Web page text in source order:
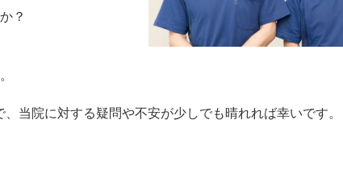
？
当院に対する疑問や不安が少しでも晴れれば幸いです。